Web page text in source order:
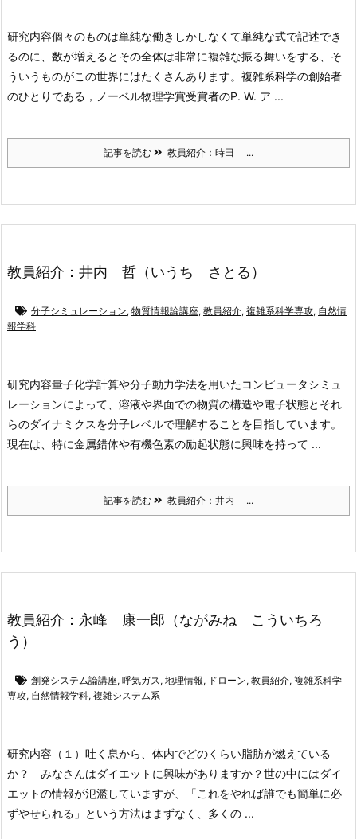
研究内容個々のものは単純な働きしかしなくて単純な式で記述でき
るのに、数が増えるとその全体は非常に複雑な振る舞いをする、そ
ういうものがこの世界にはたくさんあります。複雑系科学の創始者
のひとりである，ノーベル物理学賞受賞者のP. W. ア ...
記事を読む 教員紹介：時田 ...
教員紹介：井内 哲（いうち さとる）
分子シミュレーション, 物質情報論講座, 教員紹介, 複雑系科学専攻, 自然情
報学科
研究内容量子化学計算や分子動力学法を用いたコンピュータシミュ
レーションによって、溶液や界面での物質の構造や電子状態とそれ
らのダイナミクスを分子レベルで理解することを目指しています。
現在は、特に金属錯体や有機色素の励起状態に興味を持って ...
記事を読む 教員紹介：井内 ...
教員紹介：永峰 康一郎（ながみね こういちろ
う）
創発システム論講座, 呼気ガス , 地理情報, ドローン, 教員紹介, 複雑系科学
専攻, 自然情報学科, 複雑システム系
研究内容 （１）吐く息から、体内でどのくらい脂肪が燃えている
か？
みなさんはダイエットに興味がありますか？世の中にはダイ
エットの情報が氾濫していますが、「これをやれば誰でも簡単に必
ずやせられる」という方法はまずなく、多くの ...